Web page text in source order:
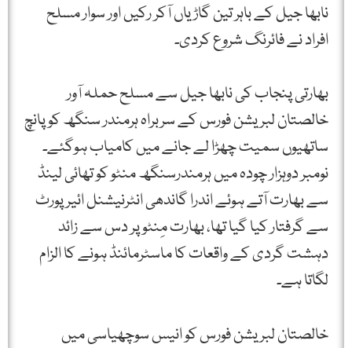
نابھا جیل کے باہر تین گاڑیاں آکر رکیں اور سوار مسلح
افراد نے فائرنگ شروع کردی۔
بھارتی پنجاب کی نابھا جیل سے مسلح حملہ آور
خالصتان لبریشن فورس کے سربراہ ہرمندر سنگھ کو پانچ
ساتھیوں سمیت چھڑا لے جانے میں کامیاب ہوگئے۔
نومبر دوہزار چودہ میں ہرمندرسنگھ منٹو کو تھائی لینڈ
سے بھارت آتے ہوئے اندرا گاندھی انٹرنیشنل ائیرپورٹ
سے گرفتار کیا گیا تھا، بھارت مِنٹو پر دس سے زائد
دہشت گردی کے واقعات کا ماسٹرمائنڈ ہونے کا الزام
لگاتا ہے۔
خالصتان لبریشن فورس کو انیس سوچھیاسی میں